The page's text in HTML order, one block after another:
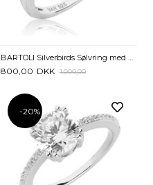
800,00 DKK 1.000,00
-20%